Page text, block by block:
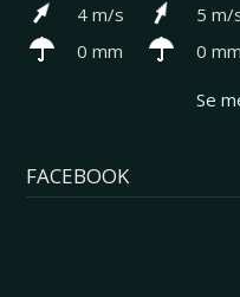
4 m/s
0 mm
5 m/
0 mm
Se
FACEBOOK